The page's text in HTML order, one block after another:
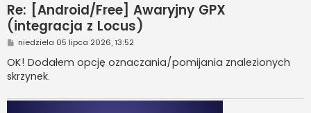
Re: [Android/Free] Awaryjny GPX
(integracja z Locus)
P
s
t
niedziela 05 lipca 2026, 13:52
OK! Dodałem opcję oznaczania/pomijania znalezionych
skrzynek.